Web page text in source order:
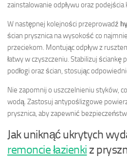
zainstalowanie odpływu oraz podejścia
W następnej kolejności przeprowadź
ścian prysznica na wysokość co
przeciekom. Montując odpływ z
łatwy w czyszczeniu. Stabilizuj ściankę
podłogi oraz ścian, stosując
Nie zapomnij o uszczelnieniu styków,
wodą. Zastosuj antypoślizgowe
prysznica, aby zapewnić
Jak uniknąć ukrytych
remoncie łazienki z